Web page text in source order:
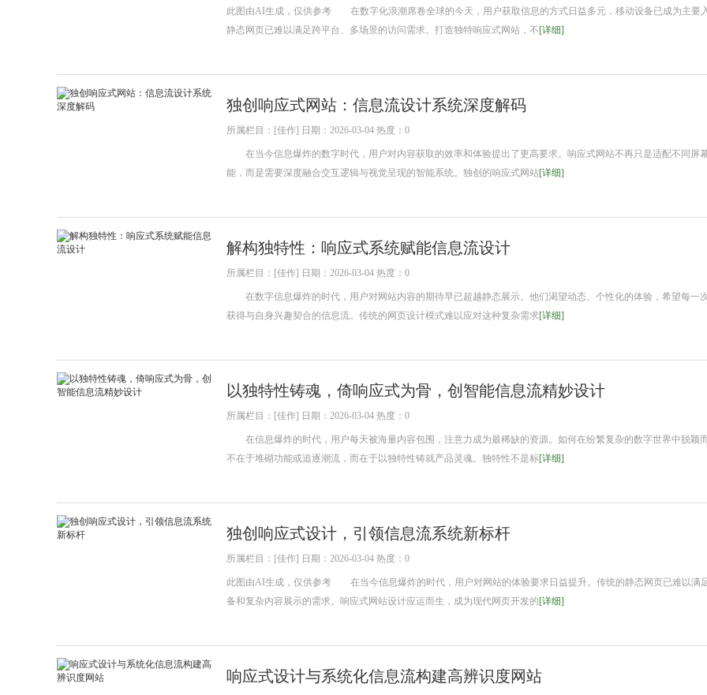
此图由AI生成，仅供参考 在数字化浪潮席卷全球的今天，用户获取信息的方式日益多元，移动设备已成为主要
静态网页已难以满足跨平台、多场景的访问需求。打造独特响应式网站，不[详细]
独创响应式网站：信息流设计系统深度解码
所属栏目：[佳作] 日期：2026-03-04 热度：0
在当今信息爆炸的数字时代，用户对内容获取的效率和体验提出了更高要求。响应式网站不再只是适配不同屏
能，而是需要深度融合交互逻辑与视觉呈现的智能系统。独创的响应式网站[详细]
解构独特性：响应式系统赋能信息流设计
所属栏目：[佳作] 日期：2026-03-04 热度：0
在数字信息爆炸的时代，用户对网站内容的期待早已超越静态展示。他们渴望动态、个性化的体验，希望每一
获得与自身兴趣契合的信息流。传统的网页设计模式难以应对这种复杂需求[详细]
以独特性铸魂，倚响应式为骨，创智能信息流精妙设计
所属栏目：[佳作] 日期：2026-03-04 热度：0
在信息爆炸的时代，用户每天被海量内容包围，注意力成为最稀缺的资源。如何在纷繁复杂的数字世界中脱颖
不在于堆砌功能或追逐潮流，而在于以独特性铸就产品灵魂。独特性不是标[详细]
独创响应式设计，引领信息流系统新标杆
所属栏目：[佳作] 日期：2026-03-04 热度：0
此图由AI生成，仅供参考 在当今信息爆炸的时代，用户对网站的体验要求日益提升。传统的静态网页已难以满
备和复杂内容展示的需求。响应式网站设计应运而生，成为现代网页开发的[详细]
响应式设计与系统化信息流构建高辨识度网站